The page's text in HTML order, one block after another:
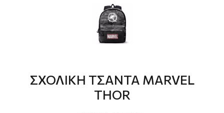
ΣΧΟΛΙΚΗ ΤΣΑΝΤΑ MARVEL
THOR